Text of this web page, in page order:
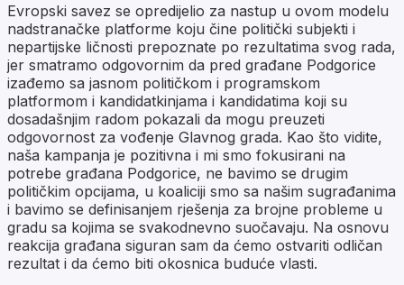
Evropski savez se opredijelio za nastup u ovom modelu
nadstranačke platforme koju čine politički subjekti i
nepartijske ličnosti prepoznate po rezultatima svog rada,
jer smatramo odgovornim da pred građane Podgorice
izađemo sa jasnom političkom i programskom
platformom i kandidatkinjama i kandidatima koji su
dosadašnjim radom pokazali da mogu preuzeti
odgovornost za vođenje Glavnog grada. Kao što vidite,
naša kampanja je pozitivna i mi smo fokusirani na
potrebe građana Podgorice, ne bavimo se drugim
političkim opcijama, u koaliciji smo sa našim sugrađanima
i bavimo se definisanjem rješenja za brojne probleme u
gradu sa kojima se svakodnevno suočavaju. Na osnovu
reakcija građana siguran sam da ćemo ostvariti odličan
rezultat i da ćemo biti okosnica buduće vlasti.